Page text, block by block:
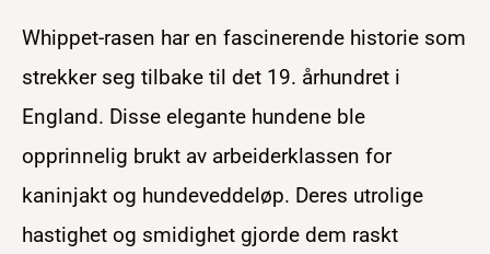
Whippet-rasen har en fascinerende historie som
strekker seg tilbake til det 19. århundret i
England. Disse elegante hundene ble
opprinnelig brukt av arbeiderklassen for
kaninjakt og hundeveddeløp. Deres utrolige
hastighet og smidighet gjorde dem raskt